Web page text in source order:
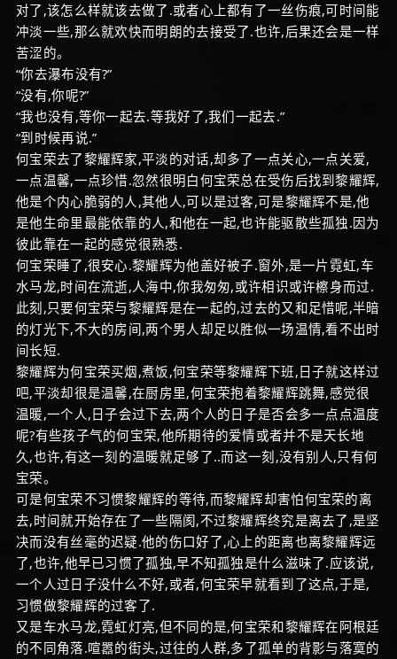
对了,该怎么样就该去做了.或者心上都有了一丝伤痕,可时间能
冲淡一些,那么就欢快而明朗的去接受了.也许,后果还会是一样
苦涩的。
“你去瀑布没有?”
“没有,你呢?”
“我也没有,等你一起去.等我好了,我们一起去.”
“到时候再说.”
何宝荣去了黎耀辉家,平淡的对话,却多了一点关心,一点关爱,
一点温馨,一点珍惜.忽然很明白何宝荣总在受伤后找到黎耀辉,
他是个内心脆弱的人,其他人,可以是过客,可是黎耀辉不是,他
是他生命里最能依靠的人,和他在一起,也许能驱散些孤独.因为
彼此靠在一起的感觉很熟悉.
何宝荣睡了,很安心.黎耀辉为他盖好被子.窗外,是一片霓虹,车
水马龙,时间在流逝,人海中,你我匆匆,或许相识或许檫身而过.
此刻,只要何宝荣与黎耀辉是在一起的,过去的又和足惜呢,半暗
的灯光下,不大的房间,两个男人却足以胜似一场温情,看不出时
间长短.
黎耀辉为何宝荣买烟,煮饭,何宝荣等黎耀辉下班,日子就这样过
吧,平淡却很是温馨,在厨房里,何宝荣抱着黎耀辉跳舞,感觉很
温暖,一个人,日子会过下去,两个人的日子是否会多一点点温度
呢?有些孩子气的何宝荣,他所期待的爱情或者并不是天长地
久,也许,有这一刻的温暖就足够了..而这一刻,没有别人,只有何
宝荣。
可是何宝荣不习惯黎耀辉的等待,而黎耀辉却害怕何宝荣的离
去,时间就开始存在了一些隔阂,不过黎耀辉终究是离去了,是坚
决而没有丝毫的迟疑.他的伤口好了,心上的距离也离黎耀辉远
了,也许,他早已习惯了孤独,早不知孤独是什么滋味了.应该说,
一个人过日子没什么不好,或者,何宝荣早就看到了这点,于是,
习惯做黎耀辉的过客了.
又是车水马龙,霓虹灯亮,但不同的是,何宝荣和黎耀辉在阿根廷
的不同角落.喧嚣的街头,过往的人群,多了孤单的背影与落寞的